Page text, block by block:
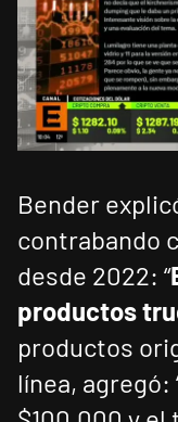
Bender
contrabando
desde 2022: “
productos
productos
línea, agregó: